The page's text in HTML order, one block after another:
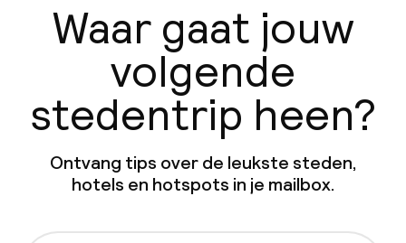
Waar gaat jouw
volgende
stedentrip heen?
Ontvang tips over de leukste steden,
hotels en hotspots in je mailbox.